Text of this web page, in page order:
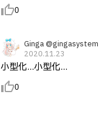
thumb_up_alt0
Ginga @gingasystem
2020.11.23
小型化...小型化...
thumb_up_alt0